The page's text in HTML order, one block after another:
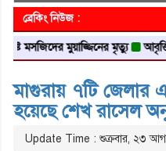
ব্রেকিং নিউজ :
মুয়াজ্জিনের মৃত্যু আবৃত্তি
মাগুরায় ৭টি জেলার
হয়েছে শেখ রাসেল
Update Time : শুক্রবার, ২৩